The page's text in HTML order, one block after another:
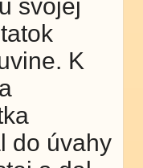
svojej
K
do úvahy